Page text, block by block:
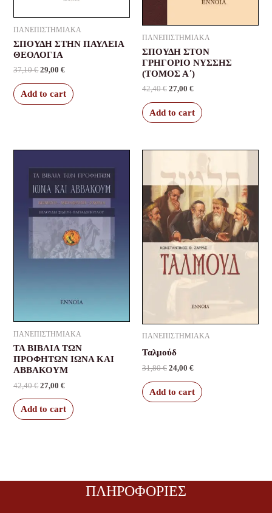
ΠΑΝΕΠΙΣΤΗΜΙΑΚΑ
ΣΠΟΥΔΗ ΣΤΗΝ ΠΑΥΛΕΙΑ
ΘΕΟΛΟΓΙΑ
37,10€ 29,00€
Add to cart
ΠΑΝΕΠΙΣΤΗΜΙΑΚΑ
ΣΠΟΥΔΗ ΣΤΟΝ
ΓΡΗΓΟΡΙΟ ΝΥΣΣΗΣ
(ΤΟΜΟΣ Α΄)
42,40€ 27,00 €
Add to cart
ΠΑΝΕΠΙΣΤΗΜΙΑΚΑ
ΤΑ ΒΙΒΛΙΑ ΤΩΝ
ΠΡΟΦΗΤΩΝ ΙΩΝΑ ΚΑΙ
ΑΒΒΑΚΟΥΜ
42,40€
was:
42,40 €.
27,00€
is:
27,00 €.
Add to cart
ΠΑΝΕΠΙΣΤΗΜΙΑΚΑ
Ταλμούδ
31,80€
was:
31,80 €.
24,00 €
price
is:
24,00 €.
Add to cart
ΠΛΗΡΟΦΟΡΙΕΣ